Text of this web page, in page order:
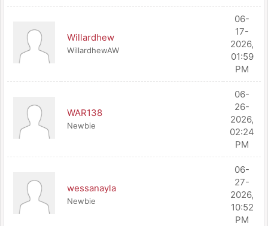
Willardhew
WillardhewAW
06-
17-
2026,
01:59
PM
WAR138
Newbie
06-
26-
2026,
02:24
PM
wessanayla
Newbie
06-
27-
2026,
10:52
PM